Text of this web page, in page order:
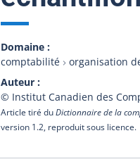
Domaine
comptabilité
organisation
Auteur
© Institut Canadien des
Article tiré duDictionnaire de la
version 1.2, reproduit sous licence.